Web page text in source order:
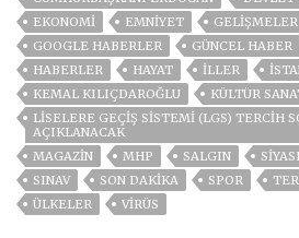
EKONOMİ
EMNİYET GELIŞMELER
GOOGLE HABERLER
GÜNCEL HABER
HABERLER
HAYAT İLLER
KEMAL KILIÇDAROĞLU
KÜLTÜR
LISELERE GEÇIŞ SISTEMI (LGS) TERCIH
AÇIKLANACAK
MAGAZİN
MHP SALGIN
SINAV
SON DAKIKA SPOR
ÜLKELER
VIRÜS